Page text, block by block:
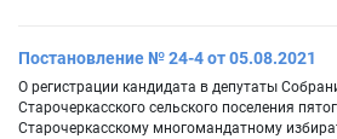
Постановление № 24-4 от 05.08.2021
О регистрации кандидата в депутаты
Старочеркасского сельского поселения
Старочеркасскому многомандатному